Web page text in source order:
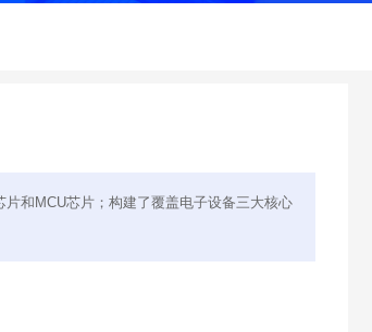
和MCU芯片；构建了覆盖电子设备三大核心